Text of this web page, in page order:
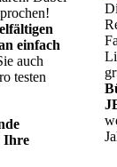
einfach
auch
testen
Ihre